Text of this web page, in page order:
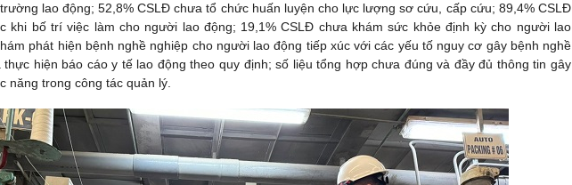
lao động; 52,8% CSLĐ chưa tổ chức huấn luyện cho lực lượng sơ cứu, cấp cứu; 89,4% CSLĐ
khi bố trí việc làm cho người lao động; 19,1% CSLĐ chưa khám sức khỏe định kỳ cho người lao
phát hiện bệnh nghề nghiệp cho người lao động tiếp xúc với các yếu tố nguy cơ gây bệnh nghề
hiện báo cáo y tế lao động theo quy định; số liệu tổng hợp chưa đúng và đầy đủ thông tin gây
năng trong công tác quản lý.